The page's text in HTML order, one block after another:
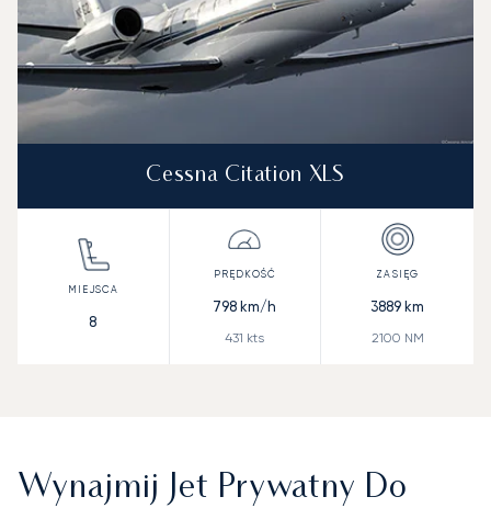
Cessna Citation XLS
8
798 km/h
431 kts
3889 km
2100 NM
Wynajmij Jet Prywatny Do